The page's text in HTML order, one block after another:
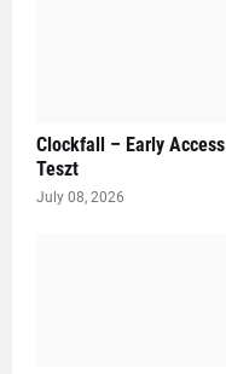
Clockfall – Early Access
Teszt
July 08, 2026